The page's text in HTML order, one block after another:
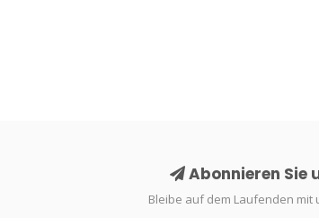
Abonnieren Sie
Bleibe auf dem Laufenden